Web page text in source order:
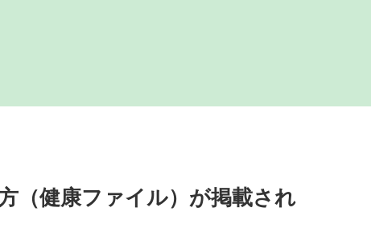
（健康ファイル）が掲載され